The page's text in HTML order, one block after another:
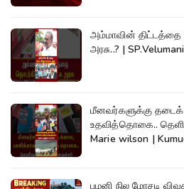
அம்மாவின்
அரசு..? |
மீனவர்களுக்கு
உதவித்தொகை..
Marie wilson |
பழனி நில மோசடி